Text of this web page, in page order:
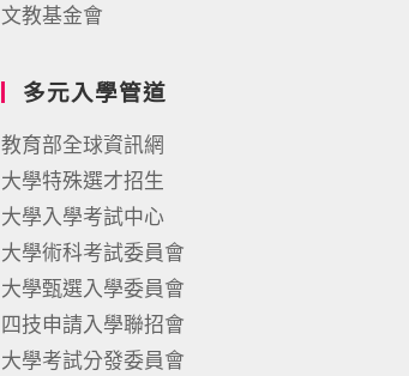
文教基金會
多元入學管道
教育部全球資訊網
大學特殊選才招生
大學入學考試中心
大學術科考試委員會
大學甄選入學委員會
四技申請入學聯招會
大學考試分發委員會